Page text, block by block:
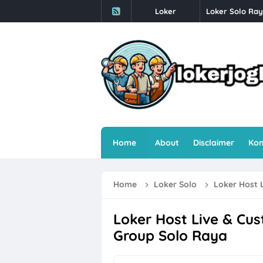
Loker OSS BSB
Loker Solo
Loker Solo
Loker Tenaga
Lowongan
Lowongan
Home About Disclaimer
Home Loker Solo Loker Host
Loker Host Live &
Group Solo Raya